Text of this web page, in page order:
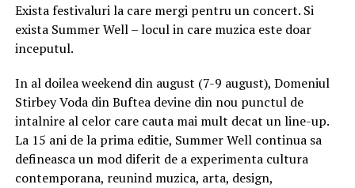
Prefectura Cluj Èi Ã®napoi pe Bulevardul Eroilor.
Èi la BraÈov aproape 500 de persoane au ieÈit Ã®n
âFÄrÄ pÄduri, n-avem viitorâ au scandat aproximativ
200 de persoane la marÈul Ã®mpotriva tÄierilor ilegale,
organizat la IaÈi. Oamenii s-au adunat Ã®n PiaÈa Unirii
Èi au plecat cÄtre Palatul Culturii.
Exista festivaluri la care mergi pentru un concert. Si
exista Summer Well – locul in care muzica este doar
inceputul.
In al doilea weekend din august (7-9 august), Domeniul
Stirbey Voda din Buftea devine din nou punctul de
intalnire al celor care cauta mai mult decat un line-up.
La 15 ani de la prima editie, Summer Well continua sa
defineasca un mod diferit de a experimenta cultura
contemporana, reunind muzica, arta, design,